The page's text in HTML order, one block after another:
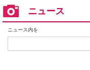
ニュース
ニュース内を